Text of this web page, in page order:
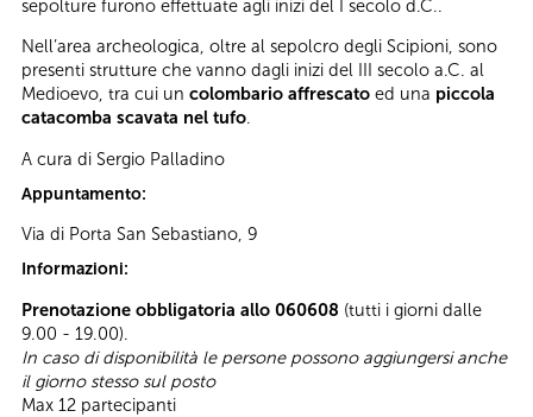
sepolture furono effettuate agli inizi del I secolo d.C..
Nell’area archeologica, oltre al sepolcro degli Scipioni, sono
presenti strutture che vanno dagli inizi del III secolo a.C. al
Medioevo, tra cui un colombario affrescato ed una piccola
catacomba scavata nel tufo.
A cura di Sergio Palladino
Appuntamento:
Via di Porta San Sebastiano, 9
Informazioni:
Prenotazione obbligatoria allo 060608 (tutti i giorni dalle
9.00 - 19.00).
In caso di disponibilità le persone possono aggiungersi anche
il giorno stesso sul posto
Max 12 partecipanti